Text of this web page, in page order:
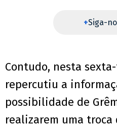
+Siga-
Contudo, nesta
repercutiu a
possibilidade de
realizarem uma troca